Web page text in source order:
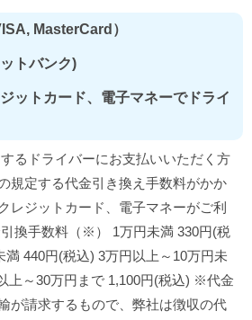
MasterCard）
トバンク)
ットカード、電子マネーでドライ
るドライバーにお支払いいただく方
定する代金引き換え手数料がかか
レジットカード、電子マネーがご利
換手数料（※） 1万円未満 330円(税
440円(税込) 3万円以上～10万円未
上～30万円まで 1,100円(税込) ※代金
が請求するもので、弊社は徴収の代